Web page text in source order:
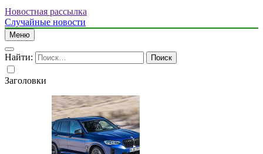
Новостная рассылка
Случайные новости
Меню
Найти:
Заголовки